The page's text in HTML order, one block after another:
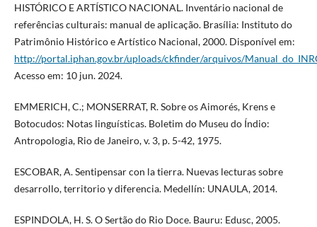
HISTÓRICO E ARTÍSTICO NACIONAL. Inventário nacional de
referências culturais: manual de aplicação. Brasília: Instituto do
Patrimônio Histórico e Artístico Nacional, 2000. Disponível em:
http://portal.iphan.gov.br/uploads/ckfinder/arquivos/
Acesso em: 10 jun. 2024.
EMMERICH, C.; MONSERRAT, R. Sobre os Aimorés, Krens e
Botocudos: Notas linguísticas. Boletim do Museu do Índio:
Antropologia, Rio de Janeiro, v. 3, p. 5-42, 1975.
ESCOBAR, A. Sentipensar con la tierra. Nuevas lecturas sobre
desarrollo, territorio y diferencia. Medellín: UNAULA, 2014.
ESPINDOLA, H. S. O Sertão do Rio Doce. Bauru: Edusc, 2005.